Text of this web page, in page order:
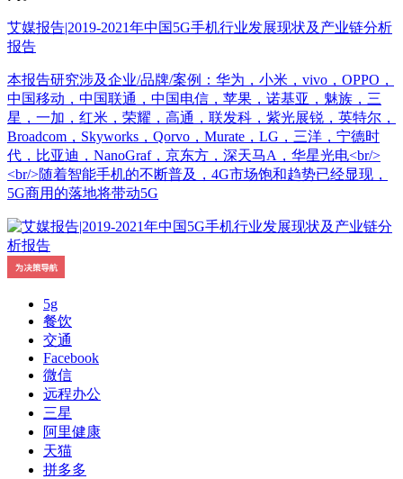
艾媒报告|2019-2021年中国5G手机行业发展现状及产业链分析
报告
本报告研究涉及企业/品牌/案例：华为，小米，vivo，OPPO，
中国移动，中国联通，中国电信，苹果，诺基亚，魅族，三
星，一加，红米，荣耀，高通，联发科，紫光展锐，英特尔，
Broadcom，Skyworks，Qorvo，Murate，LG，三洋，宁德时
代，比亚迪，NanoGraf，京东方，深天马A，华星光电<br/>
<br/>随着智能手机的不断普及，4G市场饱和趋势已经显现，
5G商用的落地将带动5G
5g
餐饮
交通
Facebook
微信
远程办公
三星
阿里健康
天猫
拼多多